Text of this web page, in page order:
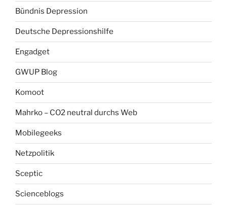
Bündnis Depression
Deutsche Depressionshilfe
Engadget
GWUP Blog
Komoot
Mahrko – CO2 neutral durchs Web
Mobilegeeks
Netzpolitik
Sceptic
Scienceblogs